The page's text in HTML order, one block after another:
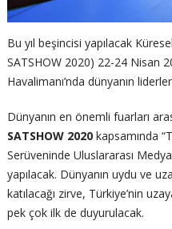
Bu yıl beşincisi yapılacak
SATSHOW 2020) 22-24 Nisan
Havalimanı’nda dünyanın
Dünyanın en önemli fuarları
SATSHOW 2020kapsamında
Serüveninde Uluslararası
yapılacak. Dünyanın uydu ve
katılacağı zirve, Türkiye’nin
pek çok ilk de duyurulacak.